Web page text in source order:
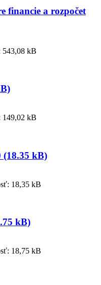
financie a rozpočet
543,08 kB
149,02 kB
(18.35 kB)
18,35 kB
kB)
18,75 kB